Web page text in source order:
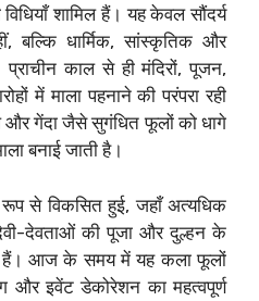
शामिल हैं। यह केवल सौंदर्य
बल्कि धार्मिक, सांस्कृतिक और
काल से ही मंदिरों, पूजन,
में माला पहनाने की परंपरा रही
और गेंदा जैसे सुगंधित फूलों को धागे
बनाई जाती है।
रूप से विकसित हुई, जहाँ अत्यधिक
देवताओं की पूजा और दुल्हन के
हैं। आज के समय में यह कला फूलों
और इवेंट डेकोरेशन का महत्वपूर्ण